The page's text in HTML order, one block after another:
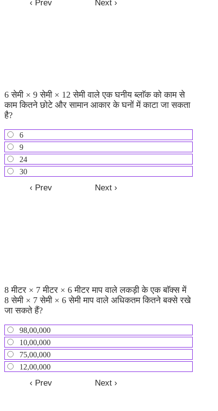
6 सेमी × 9 सेमी × 12 सेमी वाले एक घनीय ब्लाॅक को काम से
काम कितने छोटे और सामान आकार के घनों में काटा जा सकता
है?
6
9
24
30
8 मीटर × 7 मीटर × 6 मीटर माप वाले लकड़ी के एक बाॅक्स में
8 सेमी × 7 सेमी × 6 सेमी माप वाले अधिकतम कितने बक्से रखे
जा सकते हैं?
98,00,000
10,00,000
75,00,000
12,00,000